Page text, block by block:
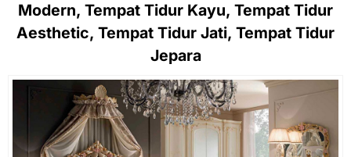
Modern, Tempat Tidur Kayu, Tempat Tidur
Aesthetic, Tempat Tidur Jati, Tempat Tidur
Jepara